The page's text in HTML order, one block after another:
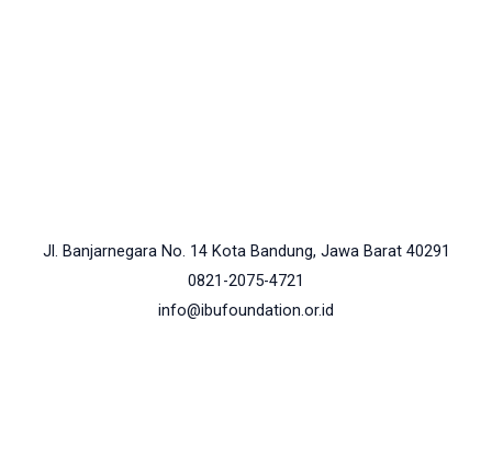
Jl. Banjarnegara No. 14 Kota Bandung, Jawa Barat 40291
0821-2075-4721
info@ibufoundation.or.id